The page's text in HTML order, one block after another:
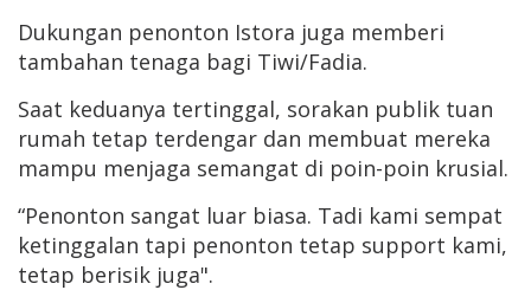
Dukungan penonton Istora juga memberi
tambahan tenaga bagi Tiwi/Fadia.
Saat keduanya tertinggal, sorakan publik tuan
rumah tetap terdengar dan membuat mereka
mampu menjaga semangat di poin-poin krusial.
“Penonton sangat luar biasa. Tadi kami sempat
ketinggalan tapi penonton tetap support kami,
tetap berisik juga".